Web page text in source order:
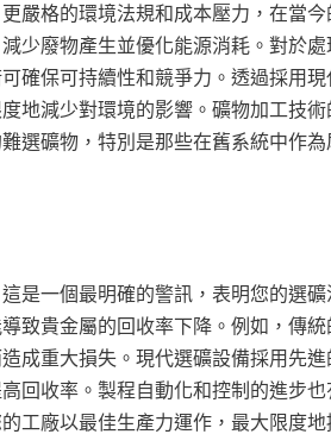
嚴格的環境法規和成本壓力，在當
少廢物產生並優化能源消耗。對於
確保可持續性和競爭力。透過採用現
地減少對環境的影響。礦物加工技
選礦物，特別是那些在舊系統中作為
是一個最明確的警訊，表明您的選
致貴金屬的回收率下降。例如，傳
成重大損失。現代選礦設備採用先
回收率。製程自動化和控制的進步
工廠以最佳生產力運作，最大限度地